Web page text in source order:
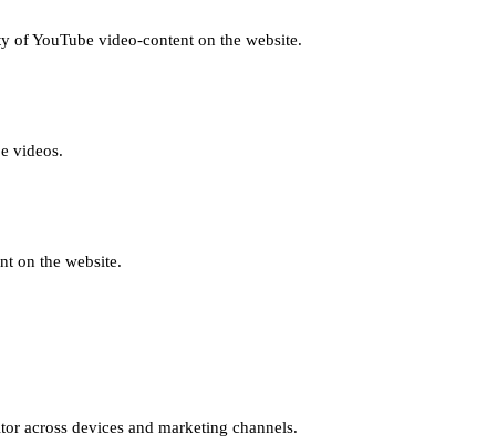
of YouTube video-content on the website.
videos.
on the website.
across devices and marketing channels.